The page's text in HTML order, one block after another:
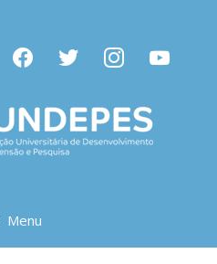
facebooktwitter instagramyoutube
Menu